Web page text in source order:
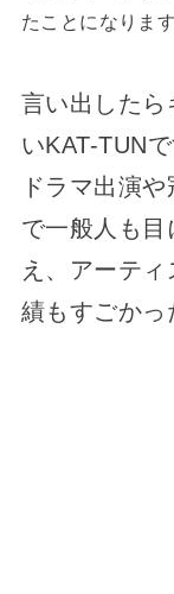
たことになります
言い出したら
いKAT-TUN
ドラマ出演
で一般人も
え、アーテ
績もすごか